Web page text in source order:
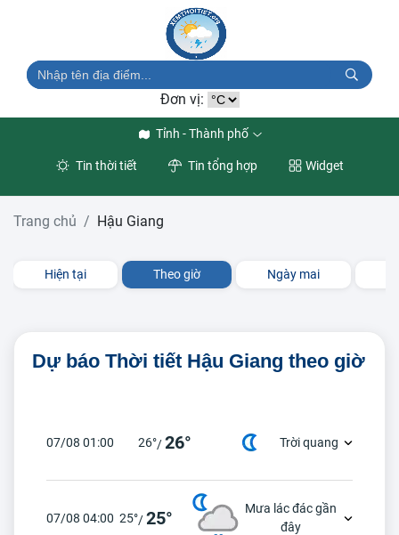
Đơn vị:
Tỉnh - Thành phố
Tin thời tiết Tin tổng hợp Widget
Trang chủ Hậu Giang
Hiện tại Theo giờ Ngày mai
Dự báo Thời tiết Hậu Giang theo giờ
07/08 01:00 26°/26° Trời quang
07/08 04:00 25°/25°
Mưa lác đác gần
đây